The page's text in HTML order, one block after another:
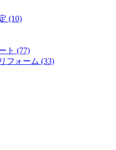
(10)
ト (77)
フォーム (33)